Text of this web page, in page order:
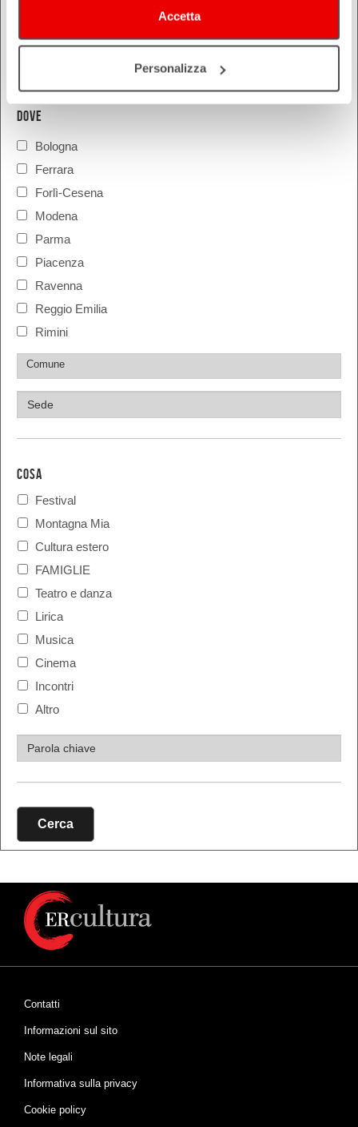
Accetta
Personalizza
dal - al
DOVE
Bologna
Ferrara
Forlì-Cesena
Modena
Parma
Piacenza
Ravenna
Reggio Emilia
Rimini
COSA
Festival
Montagna Mia
Cultura estero
FAMIGLIE
Teatro e danza
Lirica
Musica
Cinema
Incontri
Altro
Cerca
Contatti
Informazioni sul sito
Note legali
Informativa sulla privacy
Cookie policy